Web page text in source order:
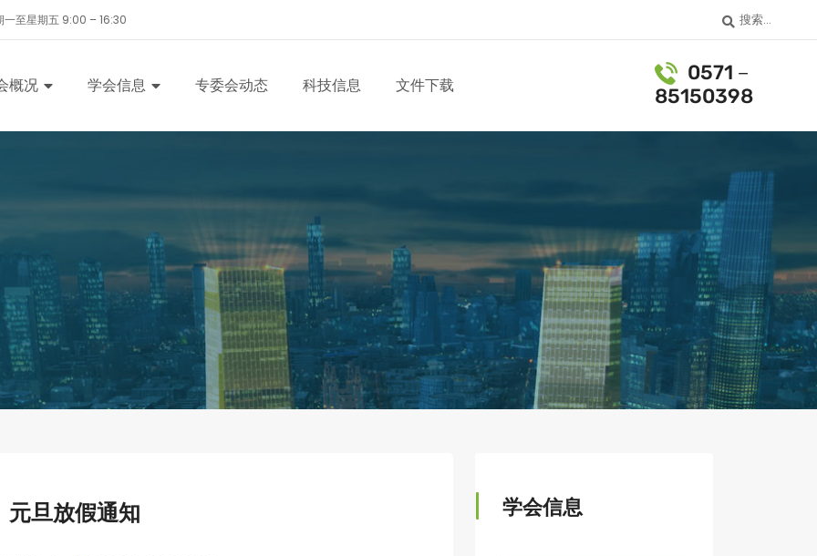
一至星期五 9:00 – 16:30 搜索...
概况 学会信息 专委会动态 科技信息 文件下载
0571－
85150398
元旦放假通知 学会信息